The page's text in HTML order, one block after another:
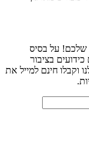
שלכם! על בסיס
בציבור
וקבלו חינם למייל את